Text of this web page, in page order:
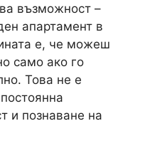
възможност –
апартамент в
е, че можеш
само ако го
Това не е
и познаване на